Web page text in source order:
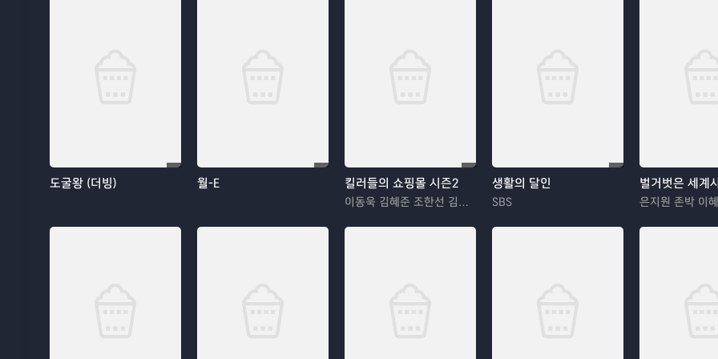
도굴왕 (더빙) 월-E 킬러들의 쇼핑몰 시즌2
이동욱 김혜준 조한선 김해나
생활의 달인
SBS
벌거벗은 세계
은지원 존박 이